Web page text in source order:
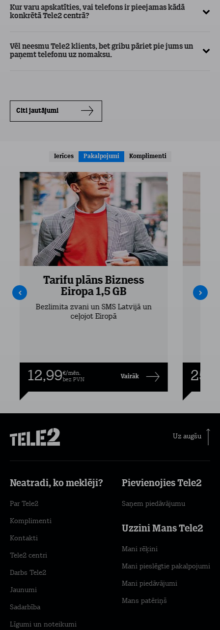
Kur varu apskatīties, vai telefons ir pieejamas kādā
konkrētā Tele2 centrā?
Vēl neesmu Tele2 klients, bet gribu pāriet pie jums un
paņemt telefonu uz nomaksu.
Citi jautājumi
Ierīces Pakalpojumi Komplimenti
Tarifu plāns Bizness
Eiropa 1,5 GB
Bezlimita zvani un SMS Latvijā un
ceļojot Eiropā
12,99€/mēn.
bez PVN
Vairāk
Uz augšu
Neatradi, ko meklēji?
Par Tele2
Komplimenti
Kontakti
Tele2 centri
Darbs Tele2
Jaunumi
Sadarbība
Līgumi un noteikumi
Pievienojies Tele2
Saņem piedāvājumu
Uzzini Mans Tele2
Mani rēķini
Mani pieslēgtie pakalpojumi
Mani piedāvājumi
Mans patēriņš